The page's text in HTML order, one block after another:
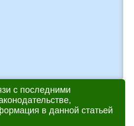
с последними
в данной статьей